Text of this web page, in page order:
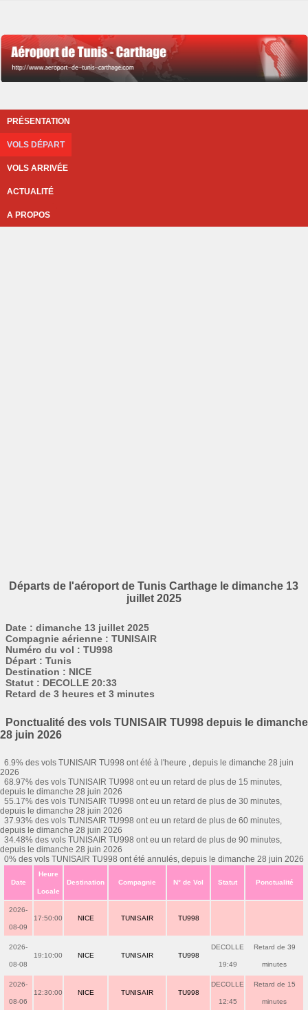
PRÉSENTATION
VOLS DÉPART
VOLS ARRIVÉE
ACTUALITÉ
A PROPOS
Départs de l'aéroport de Tunis Carthage le dimanche 13
juillet 2025
Date : dimanche 13 juillet 2025
Compagnie aérienne : TUNISAIR
Numéro du vol : TU998
Départ : Tunis
Destination : NICE
Statut : DECOLLE 20:33
Retard de 3 heures et 3 minutes
Ponctualité des vols TUNISAIR TU998 depuis le dimanche
28 juin 2026
6.9% des vols TUNISAIR TU998 ont été à l'heure , depuis le dimanche 28 juin
2026
68.97% des vols TUNISAIR TU998 ont eu un retard de plus de 15 minutes,
depuis le dimanche 28 juin 2026
55.17% des vols TUNISAIR TU998 ont eu un retard de plus de 30 minutes,
depuis le dimanche 28 juin 2026
37.93% des vols TUNISAIR TU998 ont eu un retard de plus de 60 minutes,
depuis le dimanche 28 juin 2026
34.48% des vols TUNISAIR TU998 ont eu un retard de plus de 90 minutes,
depuis le dimanche 28 juin 2026
0% des vols TUNISAIR TU998 ont été annulés, depuis le dimanche 28 juin 2026
Date
Heure
Locale
Destination Compagnie N° de Vol Statut Ponctualité
2026-
08-09
17:50:00 NICE TUNISAIR TU998
2026-
08-08
19:10:00 NICE TUNISAIR TU998
DECOLLE
19:49
Retard de 39
minutes
2026-
08-06
12:30:00 NICE TUNISAIR TU998
DECOLLE
12:45
Retard de 15
minutes